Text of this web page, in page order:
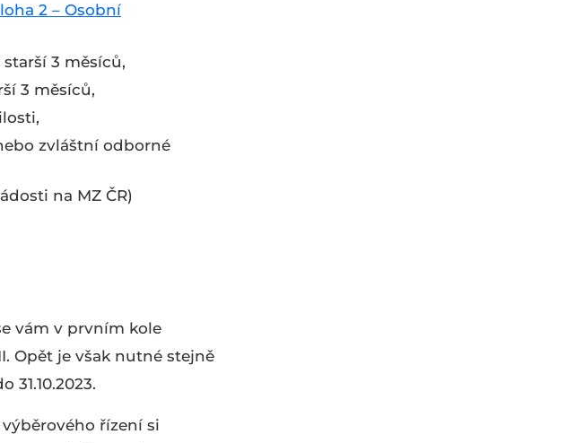
2 – Osobní
3 měsíců,
3 měsíců,
zvláštní odborné
na MZ ČR)
vám v prvním kole
Opět je však nutné stejně
řízení si